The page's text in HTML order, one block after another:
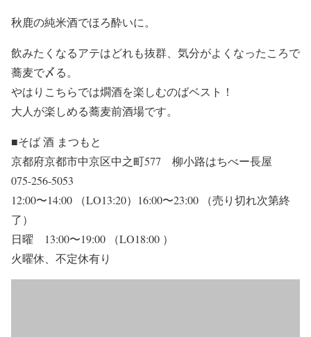
秋鹿の純米酒でほろ酔いに。
飲みたくなるアテはどれも抜群、気分がよくなったころで
蕎麦で〆る。
やはりこちらでは燗酒を楽しむのばベスト！
大人が楽しめる蕎麦前酒場です。
■そば 酒 まつもと
京都府京都市中京区中之町577 柳小路はちべー長屋
075-256-5053
12:00〜14:00 （LO13:20）16:00〜23:00 （売り切れ次第終
了）
日曜 13:00〜19:00 （LO18:00 ）
火曜休、不定休有り